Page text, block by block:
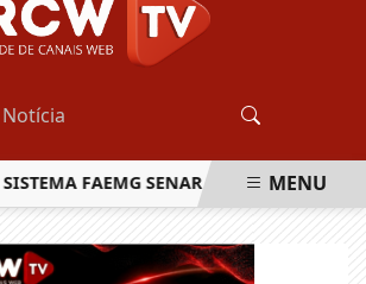
FAEMG SENAR LANÇA O PRIMEIRO
MENU